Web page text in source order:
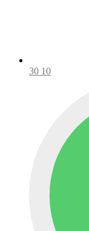
30 10